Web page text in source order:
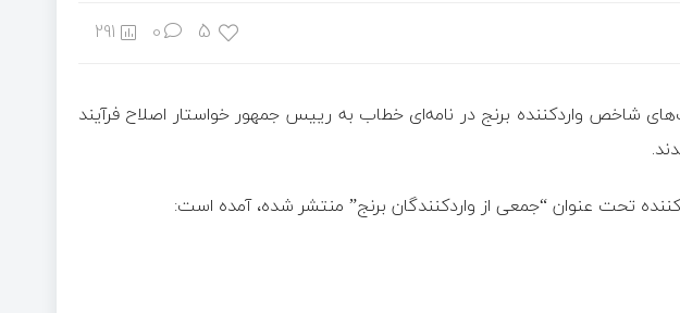
5
0
291
شاخص واردکننده برنج در نامه‌ای خطاب به رییس جمهور خواستار اصلاح فرآیند